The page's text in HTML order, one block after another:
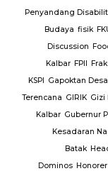
Penyandang
Budaya fisik
Discussion
Kalbar FPII
KSPI Gapoktan
Terencana GIRIK Gizi
Kalbar Gubernur
Kesadaran
Batak
Dominos Honorer